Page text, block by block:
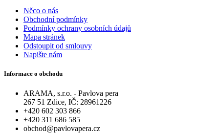
Něco o nás
Obchodní podmínky
Podmínky ochrany osobních údajů
Mapa stránek
Odstoupit od smlouvy
Napište nám
Informace o obchodu
ARAMA, s.r.o. - Pavlova pera
267 51 Zdice, IČ: 28961226
+420 602 303 866
+420 311 686 585
obchod@pavlovapera.cz